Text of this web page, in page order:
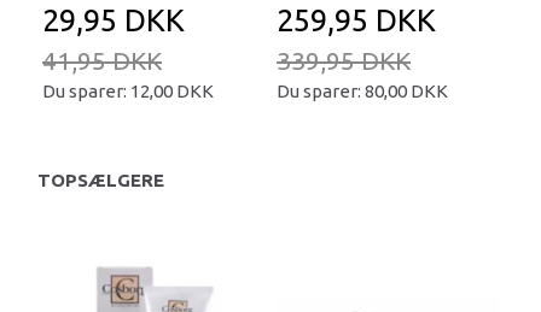
29,95 DKK
41,95 DKK
Du sparer: 12,00 DKK
259,95 DKK
339,95 DKK
Du sparer: 80,00 DKK
TOPSÆLGERE